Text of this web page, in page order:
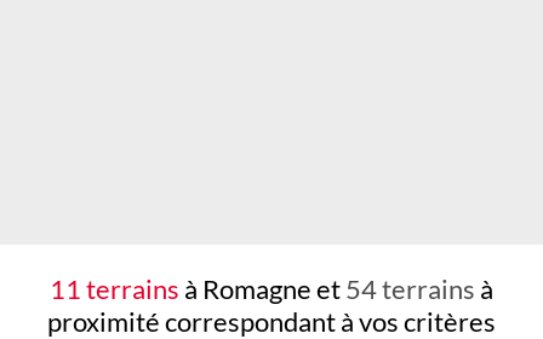
11 terrains à Romagne et54 terrains à
proximitécorrespondant à vos critères